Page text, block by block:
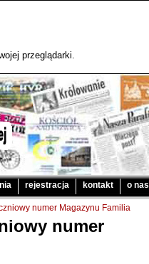
przeglądarki.
rejestracja kontakt o nas
numer Magazynu Familia
numer